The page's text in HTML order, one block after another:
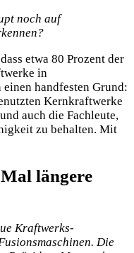
noch auf
etwa 80 Prozent der
in
handfesten Grund:
Kernkraftwerke
auch die Fachleute,
zu behalten. Mit
längere
Kraftwerks-
Die